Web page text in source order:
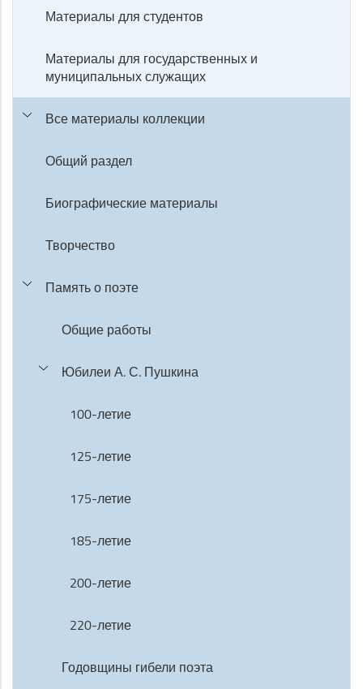
Материалы для студентов
Материалы для государственных и
муниципальных служащих
Все материалы коллекции
Общий раздел
Биографические материалы
Творчество
Память о поэте
Общие работы
Юбилеи А. С. Пушкина
100-летие
125-летие
175-летие
185-летие
200-летие
220-летие
Годовщины гибели поэта